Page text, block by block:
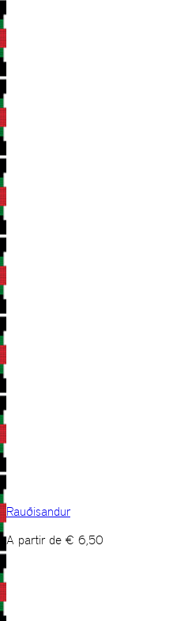
Rauðisandur
A partir de € 6,50